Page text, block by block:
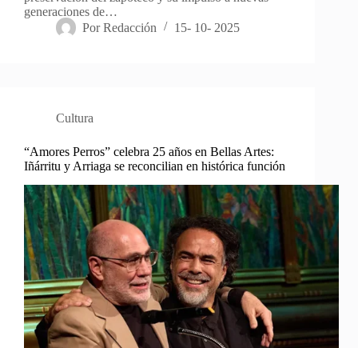
generaciones de…
Por Redacción 15- 10- 2025
Cultura
“Amores Perros” celebra 25 años en Bellas Artes:
Iñárritu y Arriaga se reconcilian en histórica función